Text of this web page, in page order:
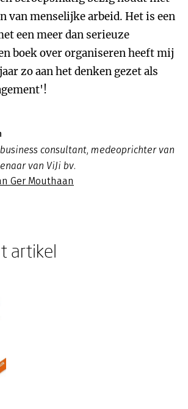
van menselijke arbeid. Het is een
een meer dan serieuze
boek over organiseren heeft mij
zo aan het denken gezet als
consultant, medeoprichter van
van ViJi bv.
Ger Mouthaan
artikel